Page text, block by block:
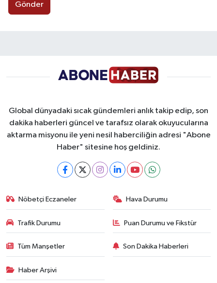
Gönder
Global dünyadaki sıcak gündemleri anlık takip edip, son
dakika haberleri güncel ve tarafsız olarak okuyucularına
aktarma misyonu ile yeni nesil haberciliğin adresi "Abone
Haber" sitesine hoş geldiniz.
Nöbetçi Eczaneler Hava Durumu
Trafik Durumu Puan Durumu ve Fikstür
Tüm Manşetler Son Dakika Haberleri
Haber Arşivi